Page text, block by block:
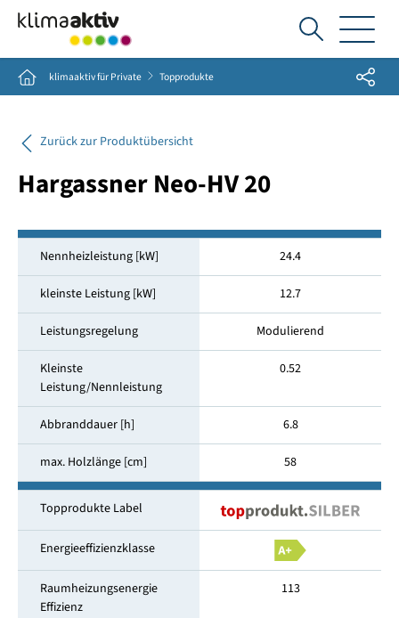
Ich
suche...
Home klimaaktiv für Private Topprodukte Share
Zurück zur Produktübersicht
Hargassner Neo-HV 20
Nennheizleistung [kW] 24.4
kleinste Leistung [kW] 12.7
Leistungsregelung Modulierend
Kleinste
Leistung/Nennleistung
0.52
Abbranddauer [h] 6.8
max. Holzlänge [cm] 58
Topprodukte Label
Energieeffizienzklasse
Raumheizungsenergie
Effizienz
113